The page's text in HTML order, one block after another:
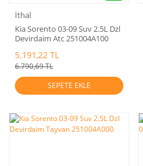
İthal
Kia Sorento 03-09 Suv 2.5L Dzl
Devirdaim Atc 251004A100
5.191,22 TL
6.790,69 TL
SEPETE EKLE